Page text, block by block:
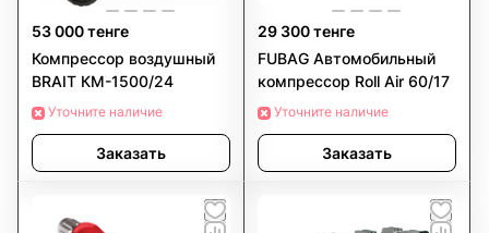
53 000 тенге
Компрессор воздушный
BRAIT КМ-1500/24
Уточните наличие
Заказать
29 300 тенге
FUBAG Автомобильный
компрессор Roll Air 60/17
Уточните наличие
Заказать